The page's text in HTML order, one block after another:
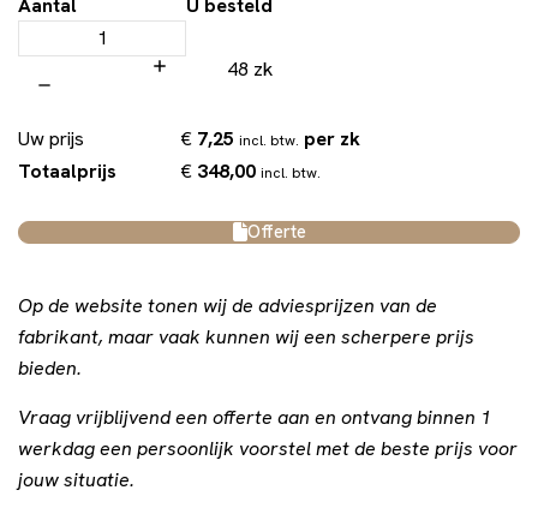
Aantal U besteld
48 zk
Uw prijs € 7,25 incl. btw. per zk
Totaalprijs
€ 348,00 incl. btw.
Offerte
Op de website tonen wij de adviesprijzen van de
fabrikant, maar vaak kunnen wij een scherpere prijs
bieden.
Vraag vrijblijvend een offerte aan en ontvang binnen 1
werkdag een persoonlijk voorstel met de beste prijs voor
jouw situatie.